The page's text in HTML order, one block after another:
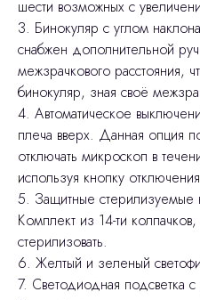
шести возможных с
3. Бинокуляр с углом
снабжен дополнительной
межзрачкового расстояния,
бинокуляр, зная своё
4. Автоматическое
плеча вверх. Данная опция
отключать микроскоп в
используя кнопку
5. Защитные стерилизуемые
Комплект из 14-ти
стерилизовать.
6. Желтый и зеленый
7. Светодиодная подсветка